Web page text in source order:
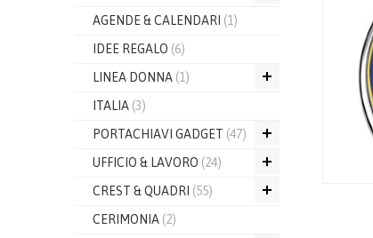
AGENDE & CALENDARI (1)
IDEE REGALO (6)
LINEA DONNA (1)
ITALIA (3)
PORTACHIAVI GADGET (47)
UFFICIO & LAVORO (24)
CREST & QUADRI (55)
CERIMONIA (2)